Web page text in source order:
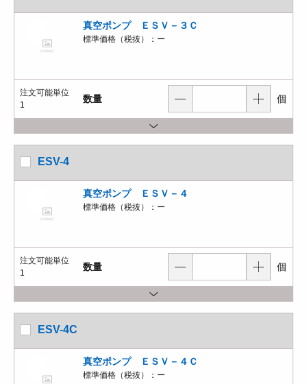
真空ポンプ ＥＳＶ－３Ｃ
標準価格（税抜）： ー
注文可能単位
1
数量 個
ESV-4
真空ポンプ ＥＳＶ－４
標準価格（税抜）： ー
注文可能単位
1
数量 個
ESV-4C
真空ポンプ ＥＳＶ－４Ｃ
標準価格（税抜）： ー